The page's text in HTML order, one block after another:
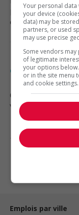
Restauration,
et loisirs
épicerie
Québec, QC
Vente, achat et
1 - 5 de 5 résultats
Emplois par ville
Your personal
your device
data) may be
partners, or used
may use precise
Some vendors
of legitimate
your options
or in the site menu
and cookie settings.